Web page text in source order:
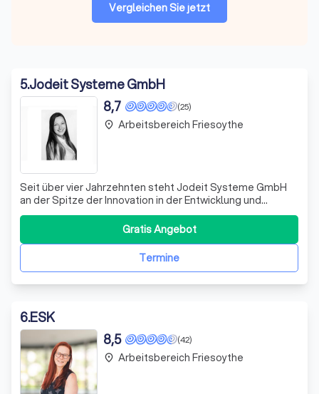
Vergleichen Sie jetzt
5.Jodeit Systeme GmbH
(25)
8,7
Seit über vier Jahrzehnten steht Jodeit Systeme GmbH
an der Spitze der Innovation in der Entwicklung und
Herstellung von Regelungstechnik für Heizungs-,
Lüftungs- und Klimaanlagen. Unser Fokus liegt auf der
Bereitstellung hochmoderner Lösungen für
Verbrauchermärkte und die Integration von Smart Home
Termine
Gratis Angebot
place Arbeitsbereich Friesoythe
6.ESK
(42)
8,5
place Arbeitsbereich Friesoythe